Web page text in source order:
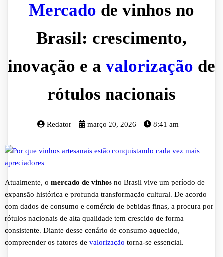
Mercado de vinhos no
Brasil: crescimento,
inovação e a valorização de
rótulos nacionais
Redator março 20, 2026 8:41 am
Atualmente, o mercado de vinhos no Brasil vive um período de
expansão histórica e profunda transformação cultural. De acordo
com dados de consumo e comércio de bebidas finas, a procura por
rótulos nacionais de alta qualidade tem crescido de forma
consistente. Diante desse cenário de consumo aquecido,
compreender os fatores de valorização torna-se essencial.